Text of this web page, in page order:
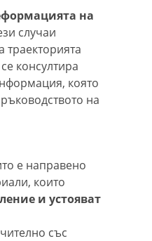
на
случаи
консултира
която
на
е направено
които
и устояват
със